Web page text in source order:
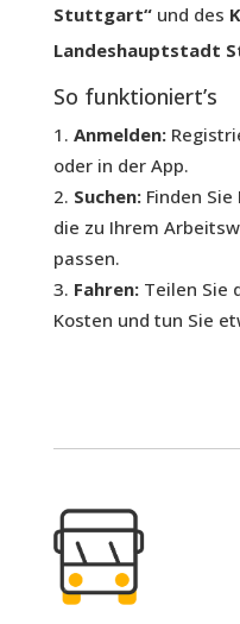
Stuttgart“und des
Landeshauptstadt
So funktioniert’s
Anmelden:
oder in der App.
Suchen:Finden
die zu Ihrem
passen.
Fahren:Teilen Sie
Kosten und tun Sie